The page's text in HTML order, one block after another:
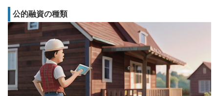
公的融資の種類